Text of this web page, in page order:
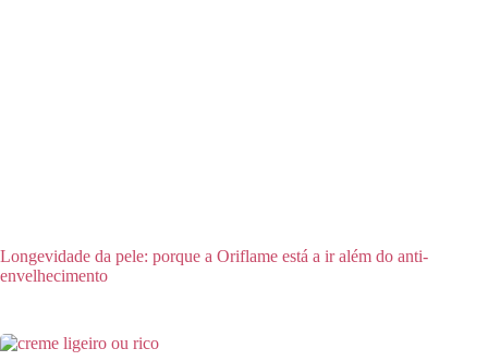
Longevidade da pele: porque a Oriflame está a ir além do anti-
envelhecimento